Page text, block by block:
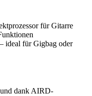
für Gitarre
ideal für Gigbag oder
dank AIRD-